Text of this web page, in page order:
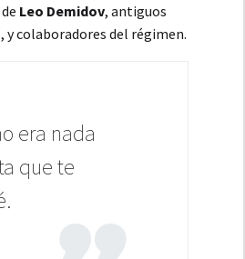
Leo Demidov, antiguos
y colaboradores del régimen.
era nada
que te